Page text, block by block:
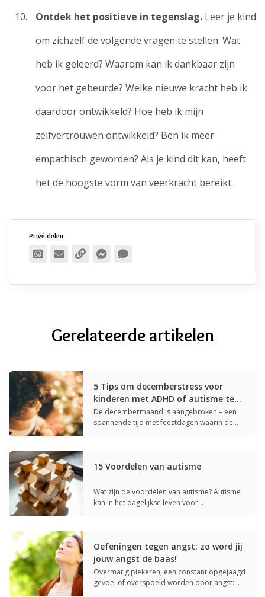
Ontdek het positieve in tegenslag. Leer je kind
om zichzelf de volgende vragen te stellen: Wat
heb ik geleerd? Waarom kan ik dankbaar zijn
voor het gebeurde? Welke nieuwe kracht heb ik
daardoor ontwikkeld? Hoe heb ik mijn
zelfvertrouwen ontwikkeld? Ben ik meer
empathisch geworden? Als je kind dit kan, heeft
het de hoogste vorm van veerkracht bereikt.
Privé delen
Gerelateerde artikelen
5 Tips om decemberstress voor
kinderen met ADHD of autisme te
verlichten
De decembermaand is aangebroken – een
spannende tijd met feestdagen waarin de
15 Voordelen van autisme
Wat zijn de voordelen van autisme? Autisme
kan in het dagelijkse leven voor…
Oefeningen tegen angst: zo word jij
jouw angst de baas!
Overmatig piekeren, een constant opgejaagd
gevoel of overspoeld worden door angst: